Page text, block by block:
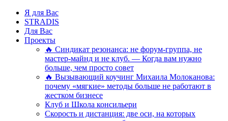
Я для Вас
STRADIS
Для Вас
Проекты
🔥 Синдикат резонанса: не форум-группа, не
мастер-майнд и не клуб. — Когда вам нужно
больше, чем просто совет
🔥 Вызывающий коучинг Михаила Молоканова:
почему «мягкие» методы больше не работают в
жестком бизнесе
Клуб и Школа консильери
Скорость и дистанция: две оси, на которых